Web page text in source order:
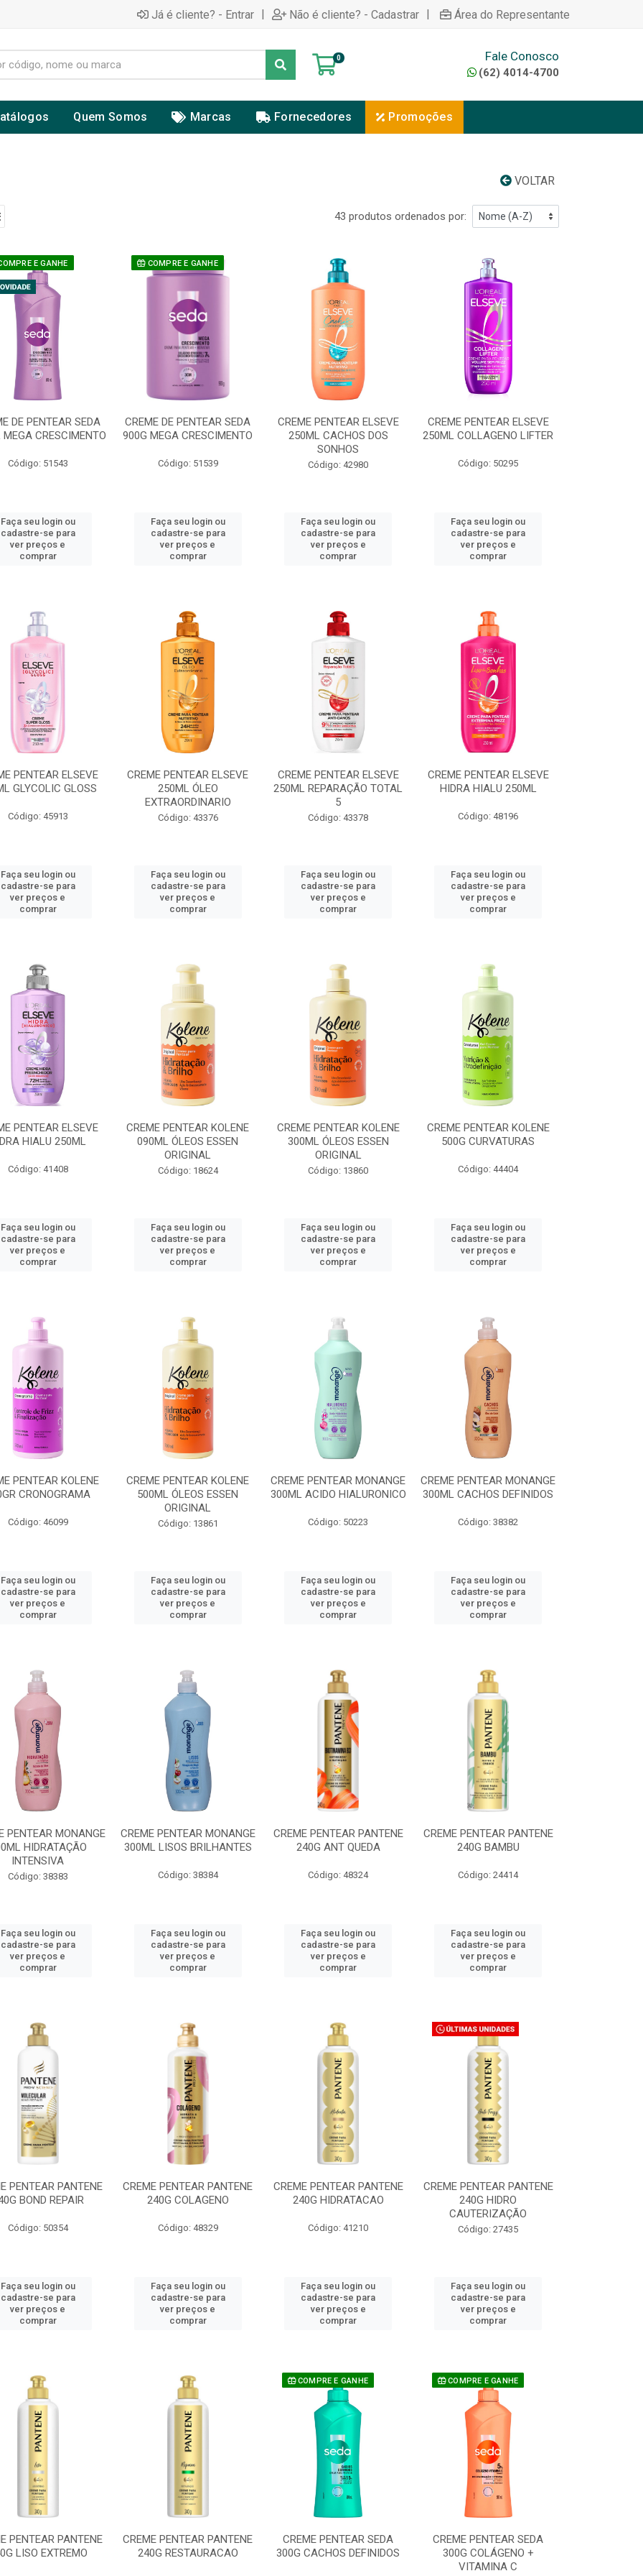
Já é cliente? - Entrar | Não é cliente? - Cadastrar | Área do Representante
0 Fale Conosco
(62) 4014-4700
Quem Somos Marcas Fornecedores Promoções
VOLTAR
43 produtos ordenados por:
E GANHE
DE PENTEAR SEDA
CRESCIMENTO
Código: 51543
Faça seu login ou
cadastre-se para
ver preços e
comprar
COMPRE E GANHE
CREME DE PENTEAR SEDA
900G MEGA CRESCIMENTO
Código: 51539
Faça seu login ou
cadastre-se para
ver preços e
comprar
CREME PENTEAR ELSEVE
250ML CACHOS DOS
SONHOS
Código: 42980
Faça seu login ou
cadastre-se para
ver preços e
comprar
CREME PENTEAR ELSEVE
250ML COLLAGENO LIFTER
Código: 50295
Faça seu login ou
cadastre-se para
ver preços e
comprar
PENTEAR ELSEVE
GLYCOLIC GLOSS
Código: 45913
Faça seu login ou
cadastre-se para
ver preços e
comprar
CREME PENTEAR ELSEVE
250ML ÓLEO
EXTRAORDINARIO
Código: 43376
Faça seu login ou
cadastre-se para
ver preços e
comprar
CREME PENTEAR ELSEVE
250ML REPARAÇÃO TOTAL
5
Código: 43378
Faça seu login ou
cadastre-se para
ver preços e
comprar
CREME PENTEAR ELSEVE
HIDRA HIALU 250ML
Código: 48196
Faça seu login ou
cadastre-se para
ver preços e
comprar
PENTEAR ELSEVE
HIALU 250ML
Código: 41408
Faça seu login ou
cadastre-se para
ver preços e
comprar
CREME PENTEAR KOLENE
090ML ÓLEOS ESSEN
ORIGINAL
Código: 18624
Faça seu login ou
cadastre-se para
ver preços e
comprar
CREME PENTEAR KOLENE
300ML ÓLEOS ESSEN
ORIGINAL
Código: 13860
Faça seu login ou
cadastre-se para
ver preços e
comprar
CREME PENTEAR KOLENE
500G CURVATURAS
Código: 44404
Faça seu login ou
cadastre-se para
ver preços e
comprar
PENTEAR KOLENE
CRONOGRAMA
Código: 46099
Faça seu login ou
cadastre-se para
ver preços e
comprar
CREME PENTEAR KOLENE
500ML ÓLEOS ESSEN
ORIGINAL
Código: 13861
Faça seu login ou
cadastre-se para
ver preços e
comprar
CREME PENTEAR MONANGE
300ML ACIDO HIALURONICO
Código: 50223
Faça seu login ou
cadastre-se para
ver preços e
comprar
CREME PENTEAR MONANGE
300ML CACHOS DEFINIDOS
Código: 38382
Faça seu login ou
cadastre-se para
ver preços e
comprar
PENTEAR MONANGE
HIDRATAÇÃO
INTENSIVA
Código: 38383
Faça seu login ou
cadastre-se para
ver preços e
comprar
CREME PENTEAR MONANGE
300ML LISOS BRILHANTES
Código: 38384
Faça seu login ou
cadastre-se para
ver preços e
comprar
CREME PENTEAR PANTENE
240G ANT QUEDA
Código: 48324
Faça seu login ou
cadastre-se para
ver preços e
comprar
CREME PENTEAR PANTENE
240G BAMBU
Código: 24414
Faça seu login ou
cadastre-se para
ver preços e
comprar
PENTEAR PANTENE
BOND REPAIR
Código: 50354
Faça seu login ou
cadastre-se para
ver preços e
comprar
CREME PENTEAR PANTENE
240G COLAGENO
Código: 48329
Faça seu login ou
cadastre-se para
ver preços e
comprar
CREME PENTEAR PANTENE
240G HIDRATACAO
Código: 41210
Faça seu login ou
cadastre-se para
ver preços e
comprar
CREME PENTEAR PANTENE
240G HIDRO
CAUTERIZAÇÃO
Código: 27435
Faça seu login ou
cadastre-se para
ver preços e
comprar
PENTEAR PANTENE
LISO EXTREMO
CREME PENTEAR PANTENE
240G RESTAURACAO
COMPRE E GANHE
CREME PENTEAR SEDA
300G CACHOS DEFINIDOS
COMPRE E GANHE
CREME PENTEAR SEDA
300G COLÁGENO +
VITAMINA C